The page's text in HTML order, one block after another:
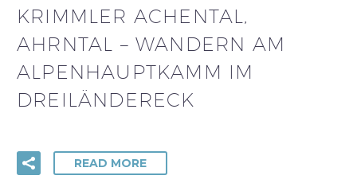
KRIMMLER ACHENTAL,
AHRNTAL – WANDERN AM
ALPENHAUPTKAMM IM
DREILÄNDERECK
READ MORE